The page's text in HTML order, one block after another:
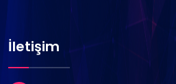
İletişim